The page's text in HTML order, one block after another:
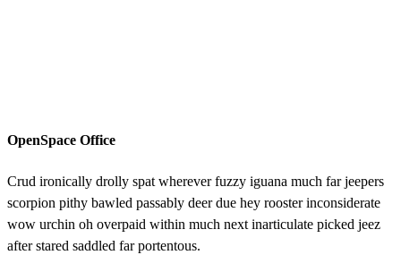
OpenSpace Office
Crud ironically drolly spat wherever fuzzy iguana much far jeepers
scorpion pithy bawled passably deer due hey rooster inconsiderate
wow urchin oh overpaid within much next inarticulate picked jeez
after stared saddled far portentous.